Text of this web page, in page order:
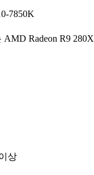
7850K
Radeon R9 280X
상